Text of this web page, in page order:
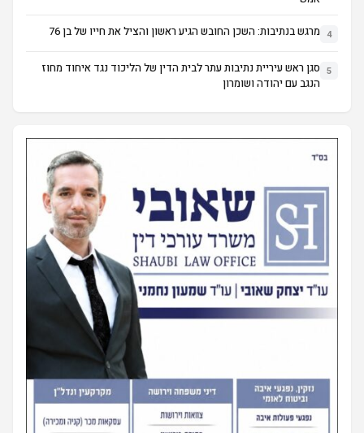
4 מרגש בנתיבות: השכן החובש הגיע ראשון והציל את חייו של בן 76
5 סגן ראש עיריית נתיבות עתר לבית הדין של הליכוד נגד איחוד מחוז
הנגב עם יהודה ושומרון